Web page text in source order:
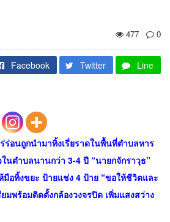
477
0
Facebook Twitter Line
อนถูกนำมาทิ้งเรี่ยราดในพื้นที่ตำบลหาร
นตำบลนานกว่า 3-4 ปี “นายกจักราวุธ”
มือทิ้งขยะ ป้ายแช่ง 4 ป้าย “ขอให้ชีวิตและ
มพร้อมติดตั้งกล้องวงจรปิด เพิ่มแสงสว่าง